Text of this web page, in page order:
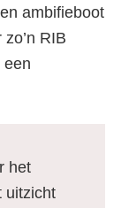
ambifieboot
RIB
een
het
uitzicht